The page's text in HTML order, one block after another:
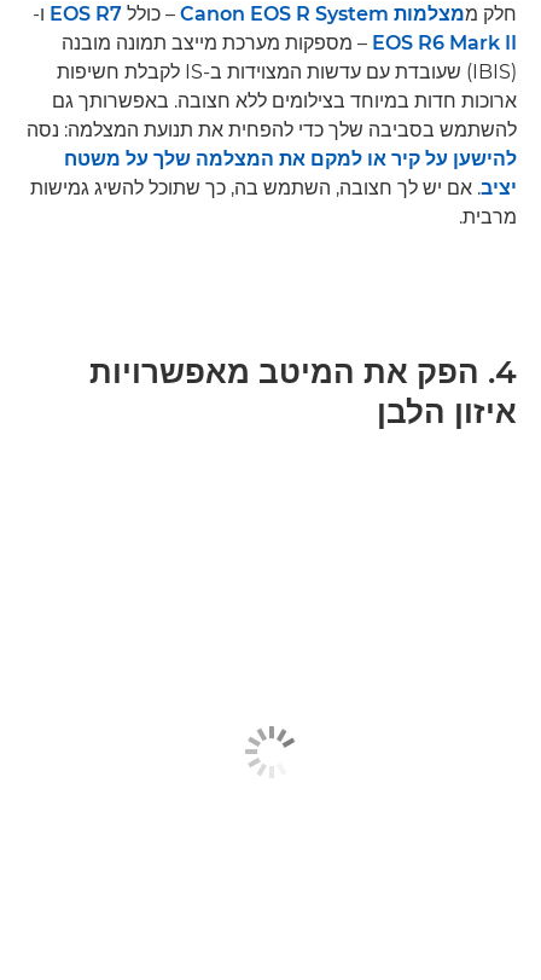
חלק ממצלמות Canon EOS R System – כולל EOS R7 ו-
EOS R6 Mark II – מספקות מערכת מייצב תמונה מובנה
(IBIS) שעובדת עם עדשות המצוידות ב-IS לקבלת חשיפות
ארוכות חדות במיוחד בצילומים ללא חצובה. באפשרותך גם
להשתמש בסביבה שלך כדי להפחית את תנועת המצלמה: נסה
להישען על קיר או למקם את המצלמה שלך על משטח
יציב. אם יש לך חצובה, השתמש בה, כך שתוכל להשיג גמישות
מרבית.
4. הפק את המיטב מאפשרויות
איזון הלבן